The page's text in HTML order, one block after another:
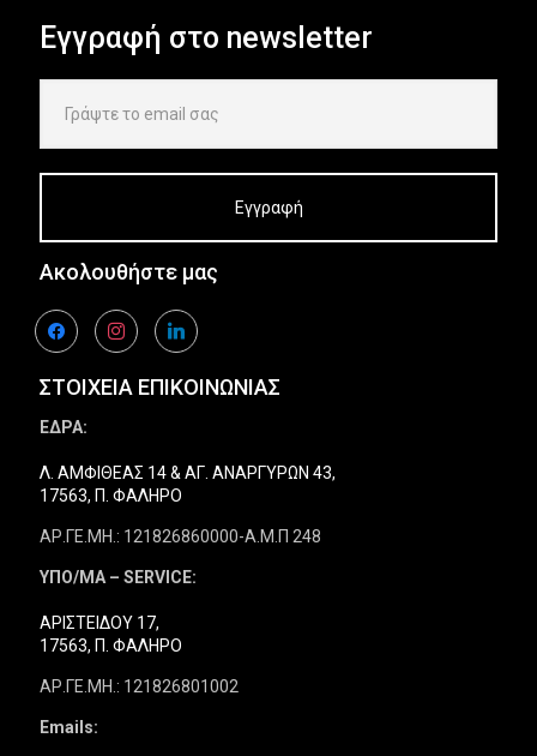
Εγγραφή στο newsletter
Ακολουθήστε μας
facebookinstagramlinkedin
ΣΤΟΙΧΕΙΑ ΕΠΙΚΟΙΝΩΝΙΑΣ
ΕΔΡΑ:
Λ. ΑΜΦΙΘΕΑΣ 14 & ΑΓ. ΑΝΑΡΓΥΡΩΝ 43,
17563, Π. ΦΑΛΗΡΟ
ΑΡ.ΓΕ.ΜΗ.: 121826860000-Α.Μ.Π 248
ΥΠΟ/ΜΑ – SERVICE:
ΑΡΙΣΤΕΙΔΟΥ 17,
17563, Π. ΦΑΛΗΡΟ
ΑΡ.ΓΕ.ΜΗ.: 121826801002
Emails: